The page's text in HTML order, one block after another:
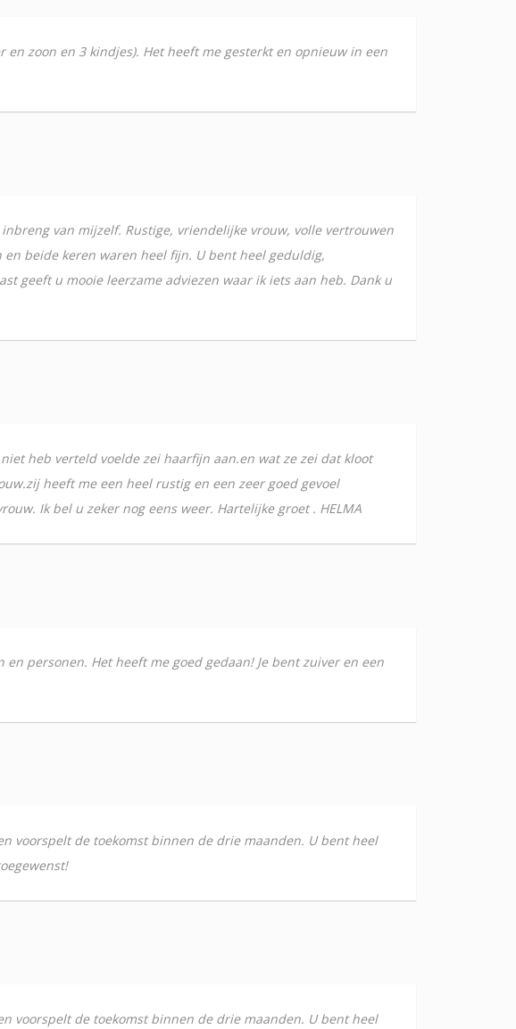
zoon en 3 kindjes). Het heeft me gesterkt en opnieuw in een
van mijzelf. Rustige, vriendelijke vrouw, volle vertrouwen
beide keren waren heel fijn. U bent heel geduldig,
geeft u mooie leerzame adviezen waar ik iets aan heb. Dank u
heb verteld voelde zei haarfijn aan.en wat ze zei dat kloot
heeft me een heel rustig en een zeer goed gevoel
Ik bel u zeker nog eens weer. Hartelijke groet . HELMA
personen. Het heeft me goed gedaan! Je bent zuiver en een
voorspelt de toekomst binnen de drie maanden. U bent heel
voorspelt de toekomst binnen de drie maanden. U bent heel